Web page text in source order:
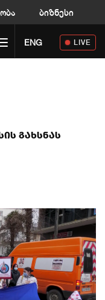
ბიზნესი
Toggle navigation
ENG LIVE
გახსნას